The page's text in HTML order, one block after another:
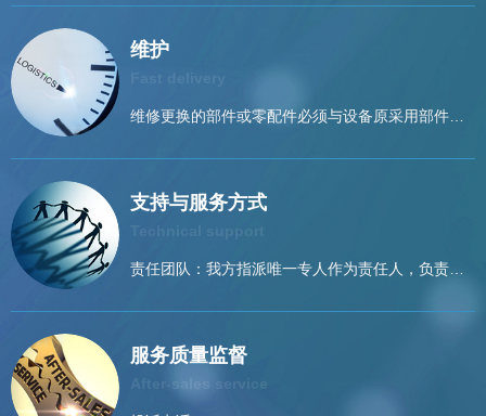
算，质保期为壹年。
维护
维修更换的部件或零配件必须与设备原采用部件或
支持与服务方式
责任团队：我方指派唯一专人作为责任人，负责对
有针对性地对服务责任人员进行专项培训，以确保
服务质量监督
After-sales service